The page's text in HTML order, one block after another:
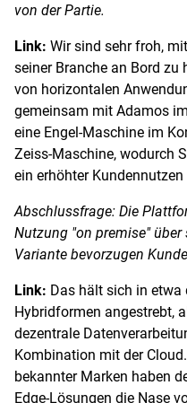
von der Partie.
Link: Wir sind sehr froh,
seiner Branche an Bord zu
von horizontalen
gemeinsam mit Adamos
eine Engel-Maschine im
Zeiss-Maschine, wodurch
ein erhöhter
Abschlussfrage: Die
Nutzung "on premise" über
Variante bevorzugen
Link: Das hält sich in etwa
Hybridformen angestrebt,
dezentrale
Kombination mit der
bekannter Marken haben
Edge-Lösungen die Nase